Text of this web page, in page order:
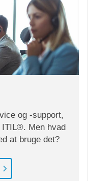
og -support,
Men hvad
at bruge det?